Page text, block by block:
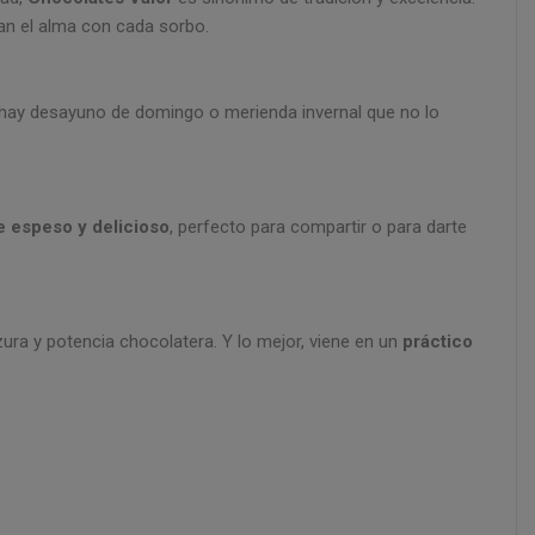
el alma con cada sorbo.
desayuno de domingo o merienda invernal que no lo
espeso y delicioso, perfecto para compartir o para darte
y potencia chocolatera. Y lo mejor, viene en un práctico